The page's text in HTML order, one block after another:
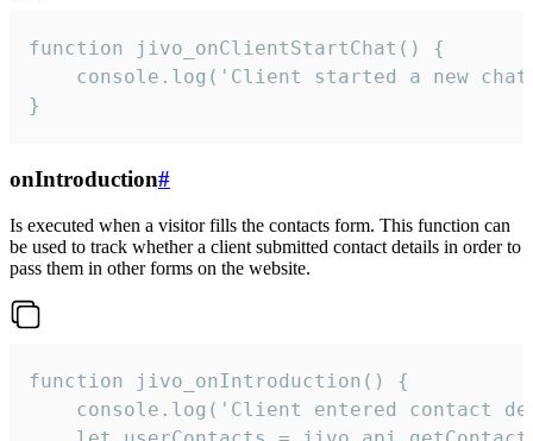
function jivo_onClientStartChat() {
console.log('Client started a new
}
onIntroduction#
Is executed when a visitor fills the contacts form. This function can
be used to track whether a client submitted contact details in order to
pass them in other forms on the website.
function jivo_onIntroduction() {
console.log('Client entered contact